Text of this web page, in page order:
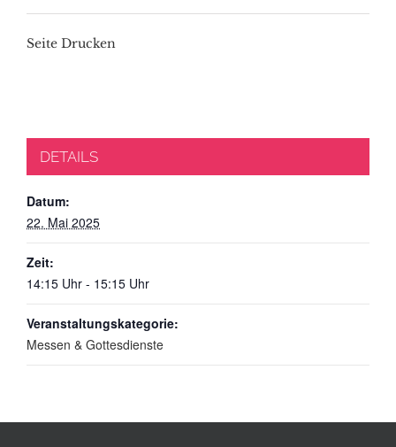
Seite Drucken
DETAILS
Datum:
22. Mai 2025
Zeit:
14:15 Uhr - 15:15 Uhr
Veranstaltungskategorie:
Messen & Gottesdienste